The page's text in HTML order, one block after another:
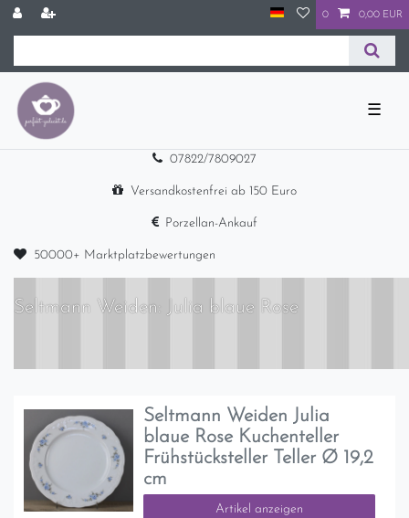
0 0,00 EUR
☰
07822/7809027
Versandkostenfrei ab 150 Euro
Porzellan-Ankauf
50000+ Marktplatzbewertungen
Seltmann Weiden: Julia blaue Rose
Seltmann Weiden Julia
blaue Rose Kuchenteller
Frühstücksteller Teller Ø 19,2
cm
Artikel anzeigen